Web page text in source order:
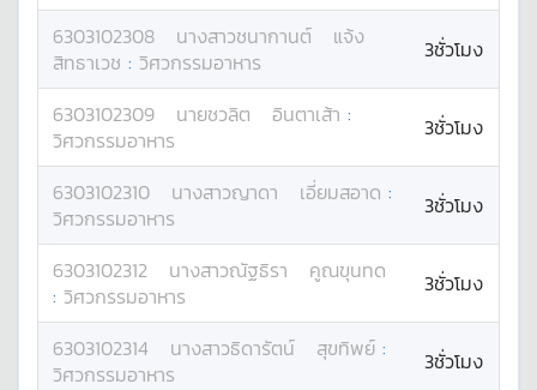
6303102308 นางสาวชนากานต์
แจ้ง
สิทธาเวช : วิศวกรรมอาหาร 3ชั่วโมง
6303102309 นายชวลิต อินตาเส้า :
วิศวกรรมอาหาร
3ชั่วโมง
6303102310 นางสาวญาดา เอี่ยมสอาด :
วิศวกรรมอาหาร
3ชั่วโมง
6303102312 นางสาวณัฐธิรา
คูณขุนทด
: วิศวกรรมอาหาร 3ชั่วโมง
6303102314 นางสาวธิดารัตน์ สุขทิพย์ :
วิศวกรรมอาหาร
3ชั่วโมง